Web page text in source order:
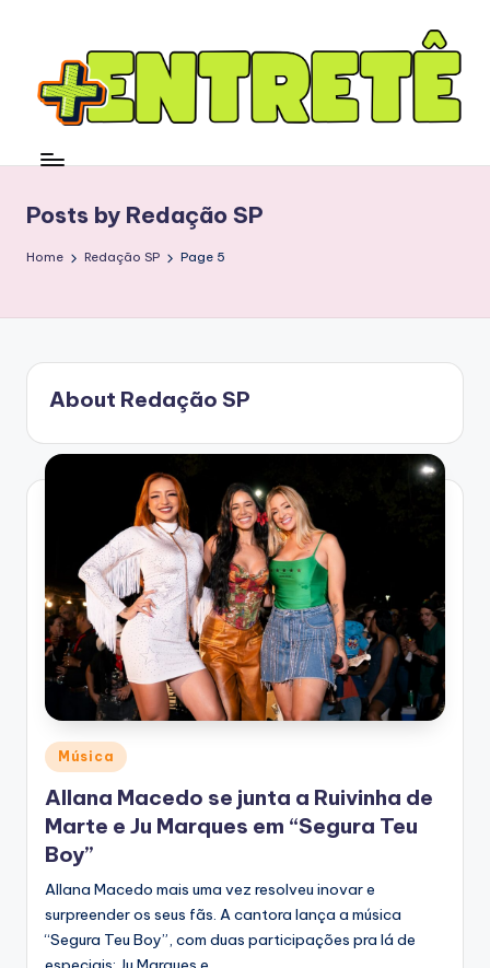
Posts by Redação SP
Home Redação SP Page 5
About Redação SP
Posted
in
Música
Allana Macedo se junta a Ruivinha de
Marte e Ju Marques em “Segura Teu
Boy”
Allana Macedo mais uma vez resolveu inovar e
surpreender os seus fãs. A cantora lança a música
“Segura Teu Boy”, com duas participações pra lá de